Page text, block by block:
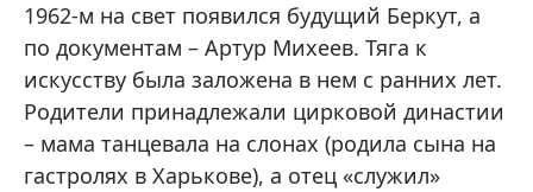
1962-м на свет появился будущий Беркут, а
по документам – Артур Михеев. Тяга к
искусству была заложена в нем с ранних лет.
Родители принадлежали цирковой династии
– мама танцевала на слонах (родила сына на
гастролях в Харькове), а отец «служил»